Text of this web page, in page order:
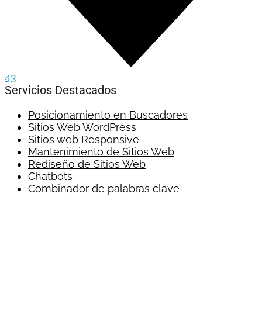
43
Servicios Destacados
Posicionamiento en Buscadores
Sitios Web WordPress
Sitios web Responsive
Mantenimiento de Sitios Web
Rediseño de Sitios Web
Chatbots
Combinador de palabras clave